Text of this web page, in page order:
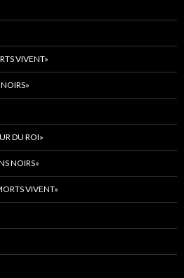
VIVENT»
DU ROI»
NOIRS»
VIVENT»